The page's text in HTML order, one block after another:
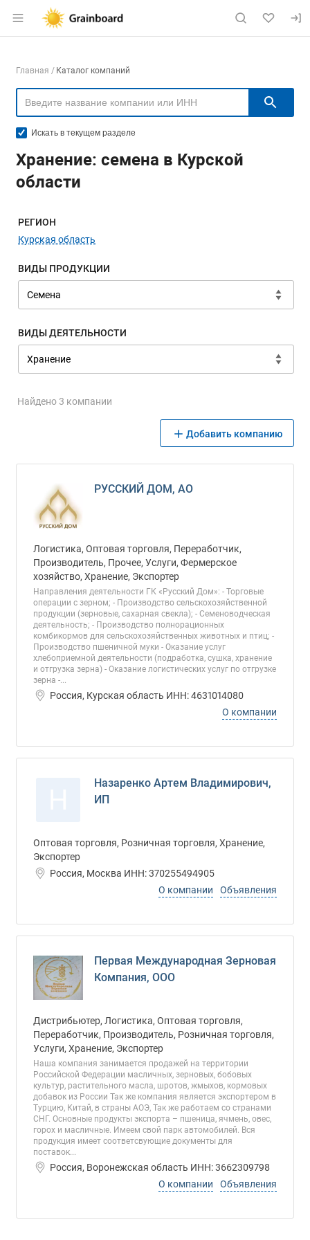
Раздел навигации по сайту
Навигация по компаниям
Главная Каталог компаний
Искать в текущем разделе
Хранение: семена в Курской
области
Меню навигации
РЕГИОН
Курская область
ВИДЫ ПРОДУКЦИИ
ВИДЫ ДЕЯТЕЛЬНОСТИ
Найдено 3 компании
Добавить компанию
РУССКИЙ ДОМ, АО
Логистика, Оптовая торговля, Переработчик,
Производитель, Прочее, Услуги, Фермерское
хозяйство, Хранение, Экспортер
Направления деятельности ГК «Русский Дом»: - Торговые
операции с зерном; - Производство сельскохозяйственной
продукции (зерновые, сахарная свекла); - Семеноводческая
деятельность; - Производство полнорационных
комбикормов для сельскохозяйственных животных и птиц; -
Производство пшеничной муки - Оказание услуг
хлебоприемной деятельности (подработка, сушка, хранение
и отгрузка зерна) - Оказание логистических услуг по отгрузке
зерна -...
Россия, Курская область ИНН: 4631014080
О компании
Назаренко Артем Владимирович,
ИП
Оптовая торговля, Розничная торговля, Хранение,
Экспортер
Россия, Москва ИНН: 370255494905
О компании
Объявления
Первая Международная Зерновая
Компания, ООО
Дистрибьютер, Логистика, Оптовая торговля,
Переработчик, Производитель, Розничная торговля,
Услуги, Хранение, Экспортер
Наша компания занимается продажей на территории
Российской Федерации масличных, зерновых, бобовых
культур, растительного масла, шротов, жмыхов, кормовых
добавок из России Так же компания является экспортером в
Турцию, Китай, в страны АОЭ, Так же работаем со странами
СНГ. Основные продукты экспорта – пшеница, ячмень, овес,
горох и масличные. Имеем свой парк автомобилей. Вся
продукция имеет соответсвующие документы для
поставок...
Россия, Воронежская область ИНН: 3662309798
О компании
Объявления